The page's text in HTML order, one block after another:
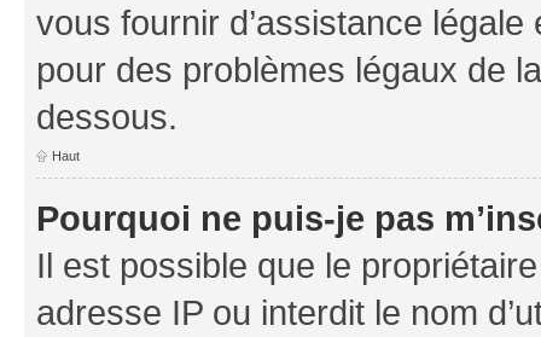
vous fournir d’assistance
pour des problèmes légaux de
dessous.
Haut
Pourquoi ne puis-je pas
Il est possible que le
adresse IP ou interdit le nom